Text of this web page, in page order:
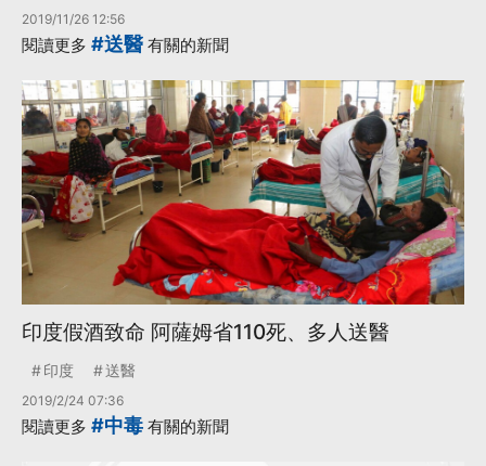
2019/11/26 12:56
閱讀更多 #送醫 有關的新聞
印度假酒致命 阿薩姆省110死、多人送醫
印度 送醫
2019/2/24 07:36
閱讀更多 #中毒 有關的新聞